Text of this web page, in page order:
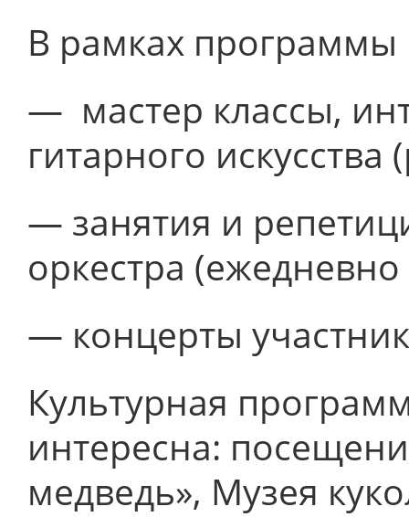
В рамках
— мастер классы,
гитарного
— занятия и
оркестра
— концерты
Культурная
интересна:
медведь», Музея